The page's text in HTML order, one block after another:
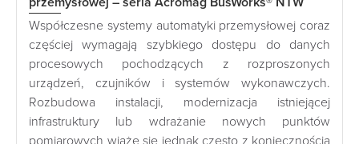
Współczesne systemy automatyki przemysłowej coraz
częściej wymagają szybkiego dostępu do danych
procesowych pochodzących z rozproszonych
urządzeń, czujników i systemów wykonawczych.
Rozbudowa instalacji, modernizacja istniejącej
infrastruktury lub wdrażanie nowych punktów
pomiarowych wiąże się jednak często z koniecznością